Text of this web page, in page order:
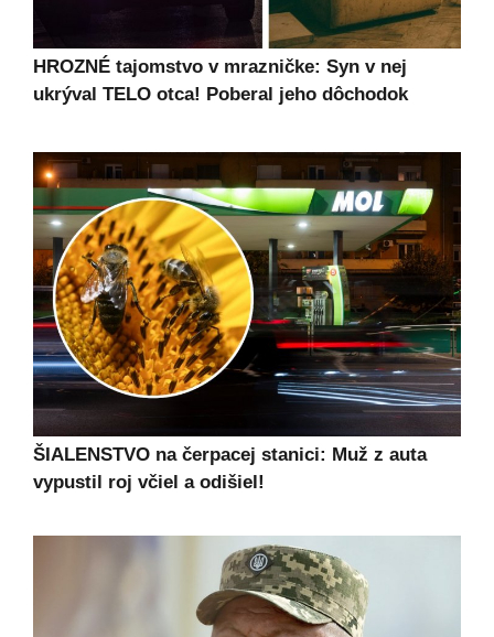
HROZNÉ tajomstvo v mrazničke: Syn v nej
ukrýval TELO otca! Poberal jeho dôchodok
ŠIALENSTVO na čerpacej stanici: Muž z auta
vypustil roj včiel a odišiel!